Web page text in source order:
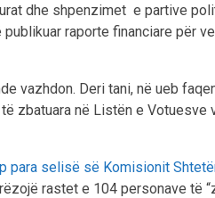
dhe shpenzimet e partive
raporte financiare për
vazhdon. Deri tani, në ueb
zbatuara në Listën e Votuesve
para selisë së Komisionit
rastet e 104 personave të